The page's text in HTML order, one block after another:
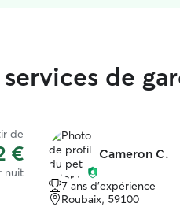
de
de
€
nuit
Cameron C.
7 ans d'expérience
Roubaix, 59100